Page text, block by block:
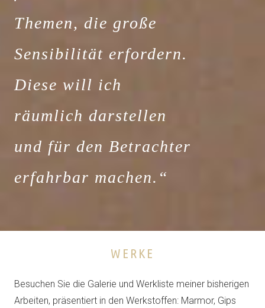
Themen, die große
Sensibilität erfordern.
Diese will ich
räumlich darstellen
und für den Betrachter
erfahrbar machen.“
WERKE
Besuchen Sie die Galerie und Werkliste meiner bisherigen
Arbeiten, präsentiert in den Werkstoffen: Marmor, Gips